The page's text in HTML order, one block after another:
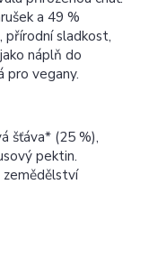
a 49 %
přírodní sladkost,
náplň do
pro vegany.
šťáva* (25 %),
pektin.